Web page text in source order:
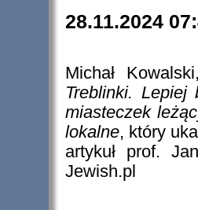
28.11.2024
Michał
Treblinki. Lepiej
miasteczek
lokalne, który
artykuł prof.
Jewish.pl